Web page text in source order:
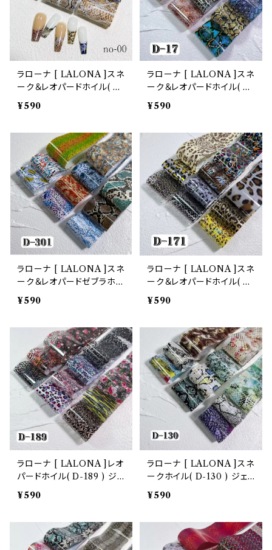
ラローナ [ LALONA ]スネ
ーク＆レオパードホイル( no
-00 ) 20cm/ジェルネイル/
ネイルアート / 転写フィルム
ル / 韓国ネイル
¥590
ラローナ [ LALONA ]スネ
ーク＆レオパードホイル( D-
17 ) ジェルネイル/ネイルア
ート / 転写フィルム / 箔 /
韓国ネイル
¥590
ラローナ [ LALONA ]スネ
ーク＆レオパードゼブラホイ
ル( D-301 ) 20cmジェル
ネイル/ネイルアート / 転写
ネイルホイル / 韓国ネイル
¥590
ラローナ [ LALONA ]スネ
ーク＆レオパードホイル( D-
171 ) 20cmジェルネイル/
ネイルアート / 転写フィルム
ル / 韓国ネイル
¥590
ラローナ [ LALONA ]レオ
パードホイル( D-189 ) ジェ
ルネイル/ネイルアート / 転
写フィルム / 箔 / フィルム /
¥590
ラローナ [ LALONA ]スネ
ークホイル( D-130 ) ジェ
ルネイル/ネイルアート / 転
写フィルム / 箔 / フィルム /
¥590